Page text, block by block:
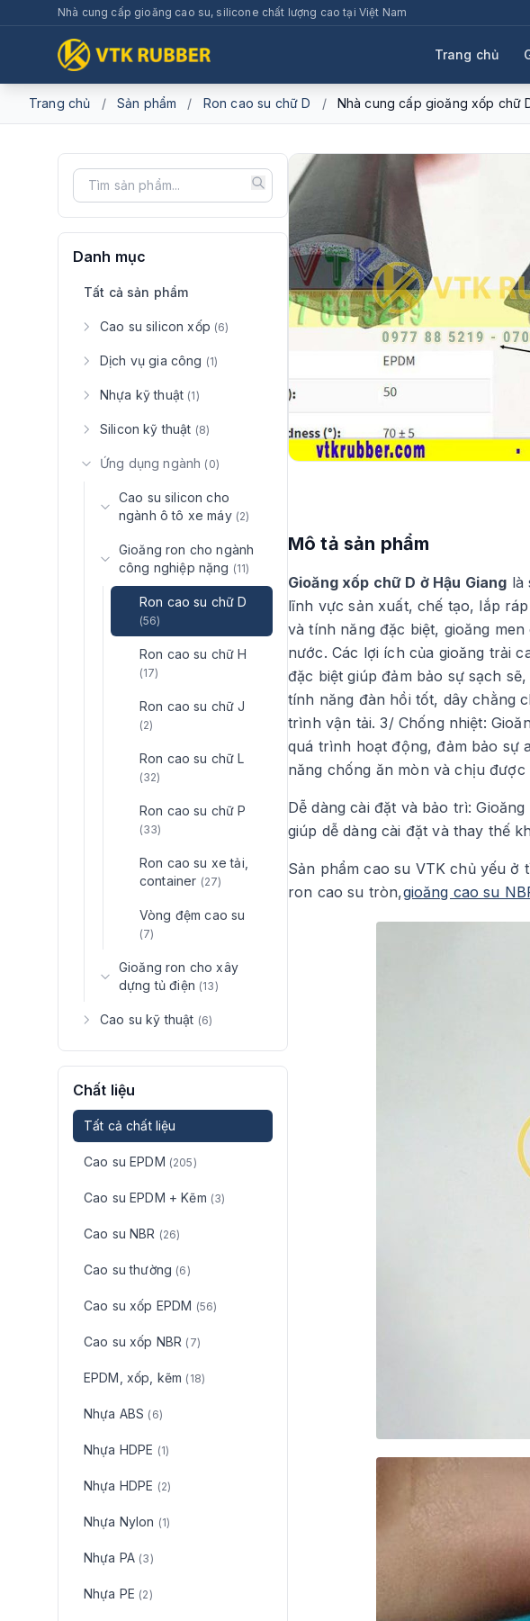
Nhà cung cấp gioăng cao su, silicone chất lượng cao tại Việt Nam
Trang chủ
Trang chủ / Sản phẩm / Ron cao su chữ D / Nhà cung cấp gioăng xốp chữ
Danh mục
Tất cả sản phẩm
Cao su silicon xốp (6)
Dịch vụ gia công (1)
Nhựa kỹ thuật (1)
Silicon kỹ thuật (8)
Ứng dụng ngành (0)
Cao su silicon cho
ngành ô tô xe máy (2)
Gioăng ron cho ngành
công nghiệp nặng (11)
Ron cao su chữ D
(56)
Ron cao su chữ H
(17)
Ron cao su chữ J
(2)
Ron cao su chữ L
(32)
Ron cao su chữ P
(33)
Ron cao su xe tải,
container (27)
Vòng đệm cao su
(7)
Gioăng ron cho xây
dựng tủ điện (13)
Cao su kỹ thuật (6)
Chất liệu
Tất cả chất liệu
Cao su EPDM (205)
Cao su EPDM + Kẽm (3)
Cao su NBR (26)
Cao su thường (6)
Cao su xốp EPDM (56)
Cao su xốp NBR (7)
EPDM, xốp, kẽm (18)
Nhựa ABS (6)
Nhựa HDPE (1)
Nhựa HDPE (2)
Nhựa Nylon (1)
Nhựa PA (3)
Nhựa PE (2)
Mô tả sản phẩm
Gioăng xốp chữ D ở Hậu Giang là
lĩnh vực sản xuất, chế tạo, lắp
và tính năng đặc biệt, gioăng
nước. Các lợi ích của gioăng trải
đặc biệt giúp đảm bảo sự sạch
tính năng đàn hồi tốt, dây chằng
trình vận tải. 3/ Chống nhiệt:
quá trình hoạt động, đảm bảo sự
năng chống ăn mòn và chịu
Dễ dàng cài đặt và bảo trì:
giúp dễ dàng cài đặt và thay thế
Sản phẩm cao su VTK chủ yếu ở
ron cao su tròn,gioăng cao su